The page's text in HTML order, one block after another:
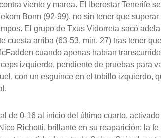
viento y marea. El Iberostar Tenerife
Bonn (92-99), no sin tener que
El grupo de Txus Vidorreta sacó
cuesta arriba (63-53, min. 27) tras tener
cuando apenas habían
izquierdo, pendiente de pruebas para
con un esguince en el tobillo izquierdo,
de 0-16 al inicio del último cuarto,
Richotti, brillante en su reaparición; la